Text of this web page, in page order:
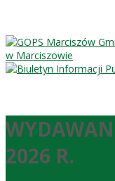
w Marciszowie
2026 R.